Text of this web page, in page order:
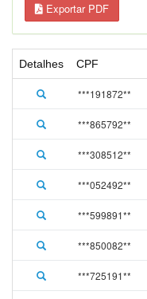
Exportar PDF
Detalhes CPF
***191872**
***865792**
***308512**
***052492**
***599891**
***850082**
***725191**